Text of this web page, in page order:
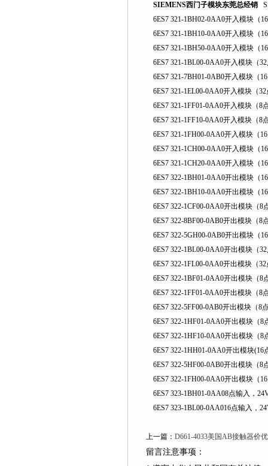
SIEMENS西门子模块东莞总经销
6ES7 321-1BH02-0AA0开入模块（16点
6ES7 321-1BH10-0AA0开入模块（16点
6ES7 321-1BH50-0AA0开入模块（16
6ES7 321-1BL00-0AA0开入模块（32点
6ES7 321-7BH01-0AB0开入模块（
6ES7 321-1EL00-0AA0开入模块（32点
6ES7 321-1FF01-0AA0开入模块（8点
6ES7 321-1FF10-0AA0开入模块（8点
6ES7 321-1FH00-0AA0开入模块（16
6ES7 321-1CH00-0AA0开入模块（16
6ES7 321-1CH20-0AA0开入模块（16
6ES7 322-1BH01-0AA0开出模块（16点
6ES7 322-1BH10-0AA0开出模块（16点
6ES7 322-1CF00-0AA0开出模块（8点
6ES7 322-8BF00-0AB0开出模块（8点
6ES7 322-5GH00-0AB0开出模块（16
6ES7 322-1BL00-0AA0开出模块（32点
6ES7 322-1FL00-0AA0开出模块（32点
6ES7 322-1BF01-0AA0开出模块（
6ES7 322-1FF01-0AA0开出模块（8点
6ES7 322-5FF00-0AB0开出模块（8
6ES7 322-1HF01-0AA0开出模块（8
6ES7 322-1HF10-0AA0开出模块
6ES7 322-1HH01-0AA0开出模块(16
6ES7 322-5HF00-0AB0开出模块（
6ES7 322-1FH00-0AA0开出模块（16
6ES7 323-1BH01-0AA08点输入
6ES7 323-1BL00-0AA016点输入，
上一篇： D661-4033美国AB接触器价
留言注意事项：